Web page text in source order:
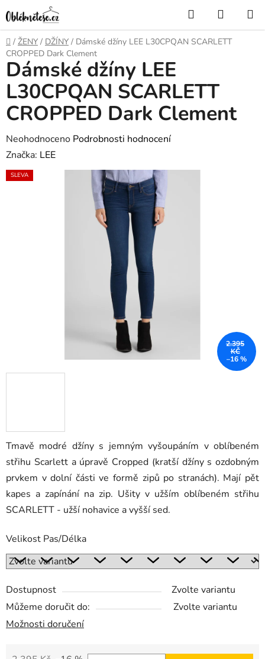
na
obsah
Hledat
KOŠÍK
Domů
/ ŽENY / DŽÍNY / Dámské džíny LEE L30CPQAN SCARLETT
CROPPED Dark Clement
Tmavě modré džíny s jemným vyšoupáním v oblíbeném
střihu Scarlett a úpravě Cropped (kratší džíny s ozdobným
prvkem v dolní části ve formě zipů po stranách). Mají pět
kapes a zapínání na zip. Ušity v užším oblíbeném střihu
SCARLETT - užší nohavice a vyšší sed.
Velikost Pas/Délka
Dostupnost
Zvolte variantu
Můžeme doručit do:
Zvolte variantu
Možnosti doručení
Dámské džíny LEE
L30CPQAN SCARLETT
CROPPED Dark Clement
Průměrné
hodnocení
produktu
Neohodnoceno Podrobnosti hodnocení
Značka: LEE
SLEVA
2.395
KČ
–16 %